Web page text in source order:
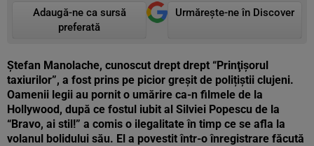
Adaugă-ne ca sursă
preferată
Urmărește-ne în Discover
Ștefan Manolache, cunoscut drept drept “Prinţişorul
taxiurilor”, a fost prins pe picior greșit de polițiștii clujeni.
Oamenii legii au pornit o umărire ca-n filmele de la
Hollywood, după ce fostul iubit al Silviei Popescu de la
“Bravo, ai stil!” a comis o ilegalitate în timp ce se afla la
volanul bolidului său. El a povestit într-o înregistrare făcută